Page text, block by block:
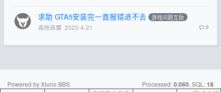
求助 GTA5安装完一直报错进不去 游戏问题互助
高枝商蕾 2023-4-21 0
Powered by Xiuno BBS Processed:0.060, SQL:18